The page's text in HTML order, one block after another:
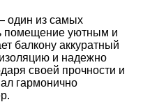
один из самых
помещение уютным и
балкону аккуратный
и надежно
своей прочности и
гармонично